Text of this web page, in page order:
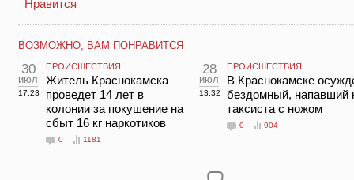
Нравится
ВОЗМОЖНО, ВАМ ПОНРАВИТСЯ
30
июл
17:23
ПРОИСШЕСТВИЯ
Житель Краснокамска
проведет 14 лет в
колонии за покушение на
сбыт 16 кг наркотиков
0 1181
28
июл
13:32
ПРОИСШЕСТВИЯ
В Краснокамске
бездомный, напавший
таксиста с ножом
0 904